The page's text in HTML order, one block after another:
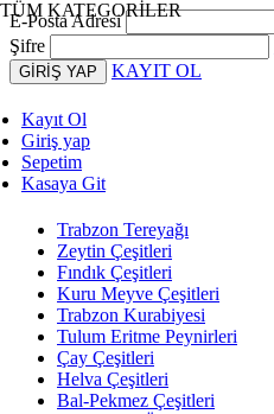
E-Posta Adresi
Şifre
KAYIT OL
Kayıt Ol
Giriş yap
Sepetim
Kasaya Git
Trabzon Tereyağı
Zeytin Çeşitleri
Fındık Çeşitleri
Kuru Meyve Çeşitleri
Trabzon Kurabiyesi
Tulum Eritme Peynirleri
Çay Çeşitleri
Helva Çeşitleri
Bal-Pekmez Çeşitleri
TÜM KATEGORİLER